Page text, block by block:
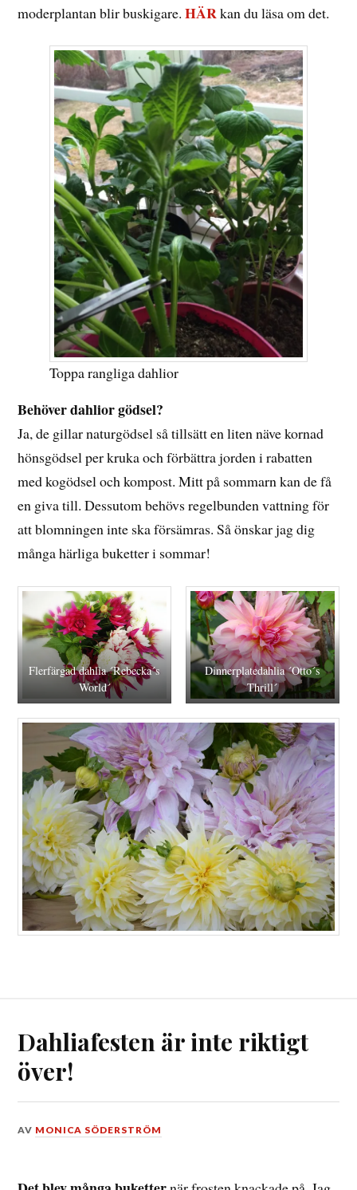
moderplantan blir buskigare.HÄRkan du läsa om det.
Toppa rangliga dahlior
Behöver dahlior gödsel?
Ja, de gillar naturgödsel så tillsätt en liten näve kornad
hönsgödsel per kruka och förbättra jorden i rabatten
med kogödsel och kompost. Mitt på sommarn kan de få
en giva till. Dessutom behövs regelbunden vattning för
att blomningen inte ska försämras. Så önskar jag dig
många härliga buketter i sommar!
Flerfärgad dahlia ´Rebecka´s
World´
Dinnerplatedahlia ´Otto´s
Thrill´
Dahliafesten är inte riktigt
över!
DEN
2019
AV MONICA SÖDERSTRÖM